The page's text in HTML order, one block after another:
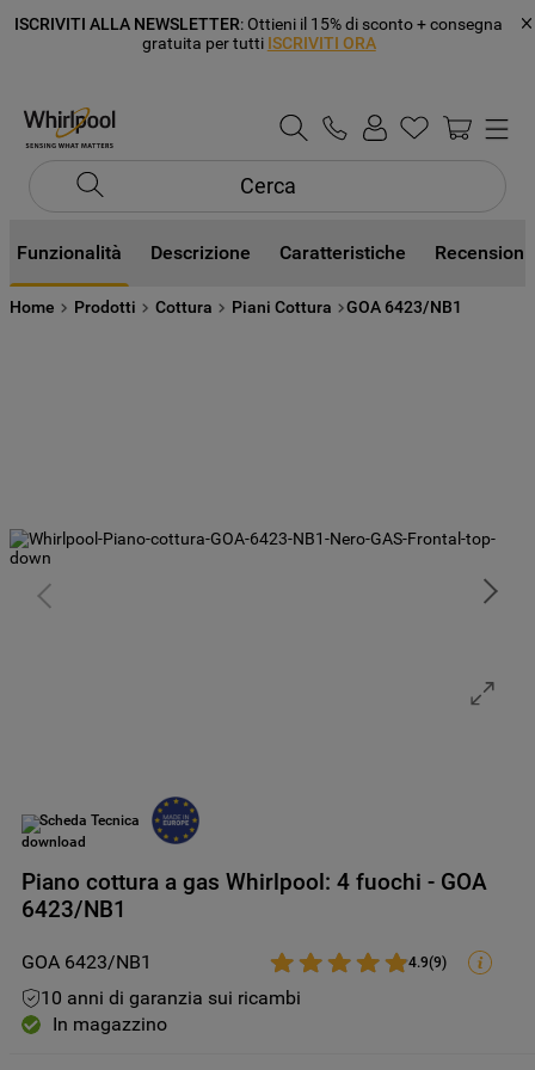
ISCRIVITI ALLA NEWSLETTER: Ottieni il 15% di sconto + consegna
gratuita per tutti ISCRIVITI ORA
Cerca
Funzionalità Descrizione Caratteristiche Recensioni
Home Prodotti Cottura Piani Cottura GOA 6423/NB1
Scheda Tecnica
Piano cottura a gas Whirlpool: 4 fuochi - GOA
6423/NB1
GOA 6423/NB1 4.9(9)
10 anni di garanzia sui ricambi
In magazzino